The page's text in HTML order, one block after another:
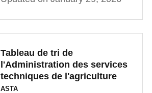
Tableau de tri de
l'Administration des services
techniques de l'agriculture
ASTA